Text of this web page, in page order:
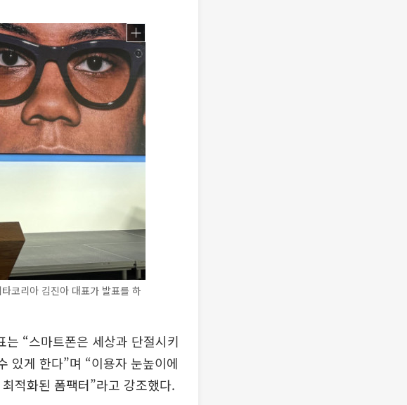
코리아 김진아 대표가 발표를 하
“스마트폰은 세상과 단절시키
있게 한다”며 “이용자 눈높이에
적화된 폼팩터”라고 강조했다.